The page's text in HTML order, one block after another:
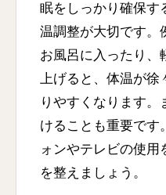
眠をしっかり確保す
温調整が大切です。
お風呂に入ったり、
上げると、体温が徐
りやすくなります。
けることも重要です
ォンやテレビの使
を整えましょう。